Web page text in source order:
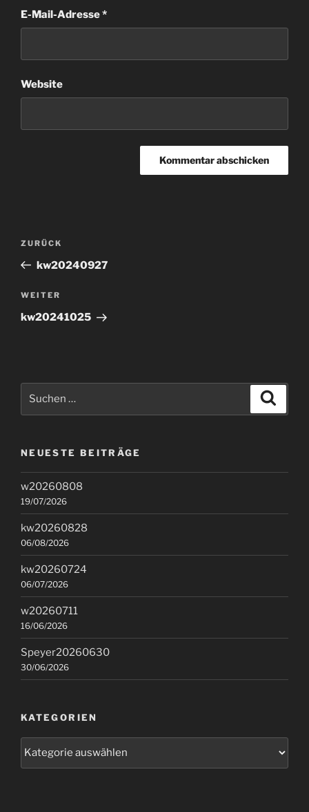
E-Mail-Adresse*
Website
Beitragsnavigation
Vorheriger
Beitrag
ZURÜCK
kw20240927
Nächster
Beitrag
WEITER
kw20241025
NEUESTE BEITRÄGE
w20260808
19/07/2026
kw20260828
06/08/2026
kw20260724
06/07/2026
w20260711
16/06/2026
Speyer20260630
30/06/2026
KATEGORIEN